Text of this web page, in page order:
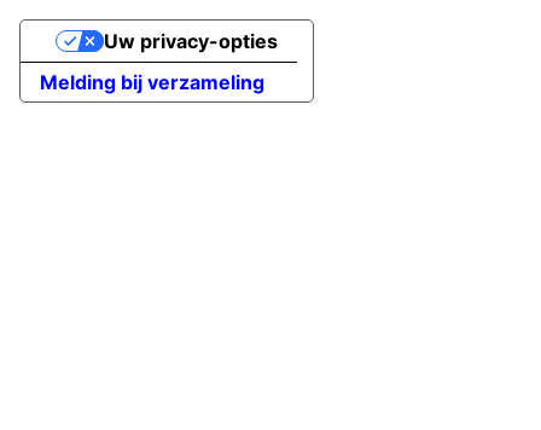
Melding bij verzameling
Uw privacy-opties